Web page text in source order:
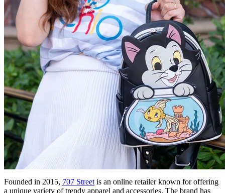
Founded in 2015, 707 Street is an online retailer known for offering
a unique variety of trendy apparel and accessories. The brand has